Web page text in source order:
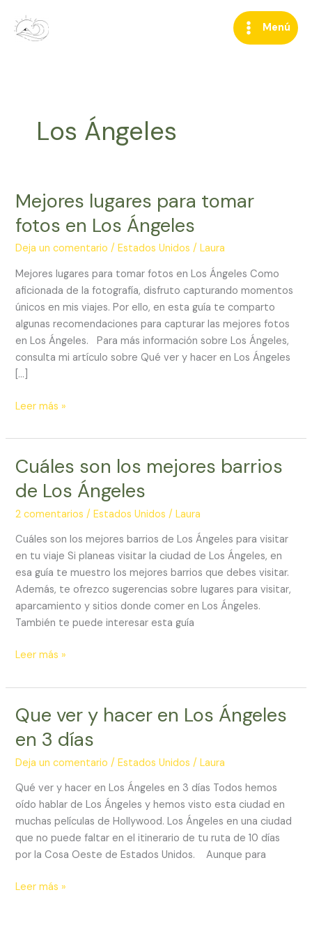
contenido
Menú
Los Ángeles
Mejores lugares para tomar
fotos en Los Ángeles
Deja un comentario /Estados Unidos /Laura
Mejores lugares para tomar fotos en Los Ángeles Como
aficionada de la fotografía, disfruto capturando momentos
únicos en mis viajes. Por ello, en esta guía te comparto
algunas recomendaciones para capturar las mejores fotos
en Los Ángeles. Para más información sobre Los Ángeles,
consulta mi artículo sobre Qué ver y hacer en Los Ángeles
[…]
Mejores
lugares
para
tomar
en
Los
Ángeles
Leer más »
Cuáles son los mejores barrios
de Los Ángeles
2 comentarios /Estados Unidos /Laura
Cuáles son los mejores barrios de Los Ángeles para visitar
en tu viaje Si planeas visitar la ciudad de Los Ángeles, en
esa guía te muestro los mejores barrios que debes visitar.
Además, te ofrezco sugerencias sobre lugares para visitar,
aparcamiento y sitios donde comer en Los Ángeles.
También te puede interesar esta guía
Cuáles
los
mejores
de
Los
Ángeles
Leer más »
Que ver y hacer en Los Ángeles
en 3 días
Deja un comentario /Estados Unidos /Laura
Qué ver y hacer en Los Ángeles en 3 días Todos hemos
oído hablar de Los Ángeles y hemos visto esta ciudad en
muchas películas de Hollywood. Los Ángeles en una ciudad
que no puede faltar en el itinerario de tu ruta de 10 días
por la Cosa Oeste de Estados Unidos. Aunque para
Que
ver
y
hacer
Los
Ángeles
en
3
días
Leer más »